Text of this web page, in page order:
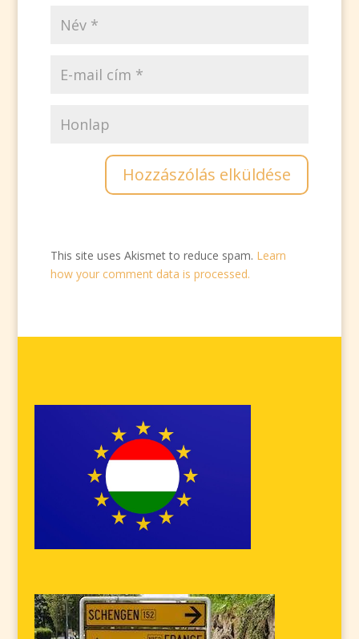
This site uses Akismet to reduce spam. Learn
how your comment data is processed.